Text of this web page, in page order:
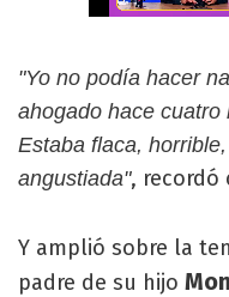
"Yo no podía hacer
ahogado hace cuatro
Estaba flaca,
angustiada", recordó
Y amplió sobre la
padre de su hijo